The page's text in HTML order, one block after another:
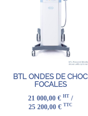
BTL ONDES DE CHOC
FOCALES
21 000,00 € HT /
25 200,00 € TTC